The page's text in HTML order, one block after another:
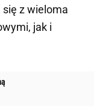
z wieloma
jak i